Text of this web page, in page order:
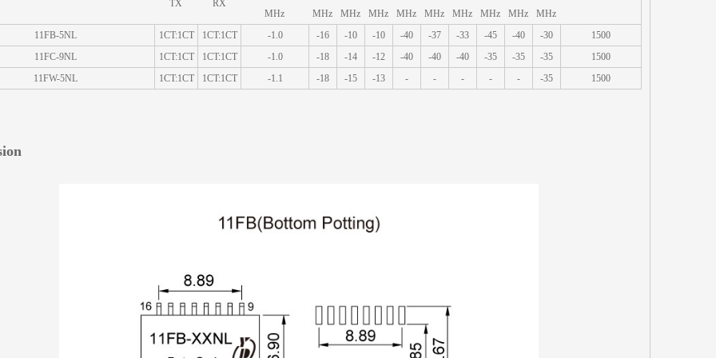
TX
RX
MHz
MHz
MHz
MHz
MHz
MHz
MHz
MHz
MHz
MHz
11FB-5NL
1CT:1CT 1CT:1CT -1.0 -16 -10 -10 -40 -37 -33 -45 -40 -30
1500
11FC-9NL
1CT:1CT 1CT:1CT -1.0 -18 -14 -12 -40 -40 -40 -35 -35 -35
1500
11FW-5NL
1CT:1CT 1CT:1CT -1.1 -18 -15 -13 - - - - - -35 1500